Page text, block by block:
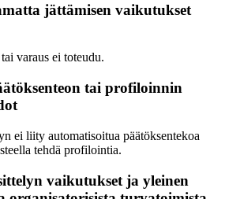
jättämisen vaikutukset
varaus ei toteudu.
tai profiloinnin
ei liity automatisoitua päätöksentekoa
tehdä profilointia.
vaikutukset ja yleinen